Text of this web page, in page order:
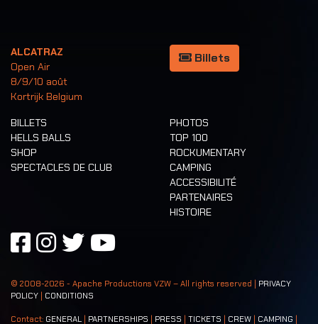
ALCATRAZ
Open Air
8/9/10 août
Kortrijk Belgium
Billets
BILLETS
HELLS BALLS
SHOP
SPECTACLES DE CLUB
PHOTOS
TOP 100
ROCKUMENTARY
CAMPING
ACCESSIBILITÉ
PARTENAIRES
HISTOIRE
© 2008-2026 - Apache Productions VZW – All rights reserved | PRIVACY
POLICY
CONDITIONS
Contact: GENERAL PARTNERSHIPS PRESS TICKETS CREW CAMPING